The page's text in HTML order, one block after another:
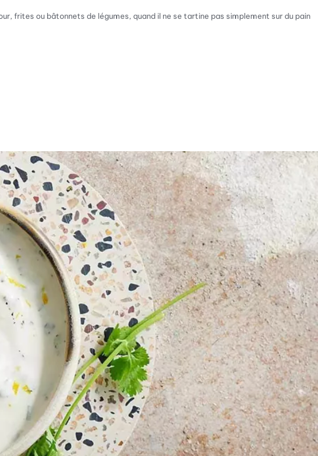
frites ou bâtonnets de légumes, quand il ne se tartine pas simplement sur du pain